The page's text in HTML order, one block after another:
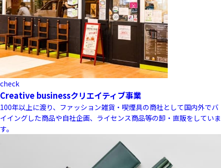
check
Creative businessクリエイティブ事業
100年以上に渡り、ファッション雑貨・喫煙具の商社として国内外でバ
イイングした商品や自社企画、ライセンス商品等の卸・直販をしていま
す。